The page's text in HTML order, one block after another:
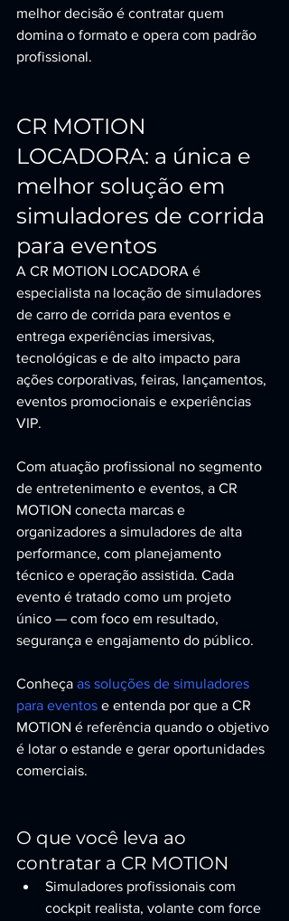
melhor decisão é contratar quem
domina o formato e opera com padrão
profissional.
CR MOTION
LOCADORA: a única e
melhor solução em
simuladores de corrida
para eventos
A CR MOTION LOCADORA é
especialista na locação de simuladores
de carro de corrida para eventos e
entrega experiências imersivas,
tecnológicas e de alto impacto para
ações corporativas, feiras, lançamentos,
eventos promocionais e experiências
VIP.
Com atuação profissional no segmento
de entretenimento e eventos, a CR
MOTION conecta marcas e
organizadores a simuladores de alta
performance, com planejamento
técnico e operação assistida. Cada
evento é tratado como um projeto
único — com foco em resultado,
segurança e engajamento do público.
Conheça as soluções de simuladores
para eventos e entenda por que a CR
MOTION é referência quando o objetivo
é lotar o estande e gerar oportunidades
comerciais.
O que você leva ao
contratar a CR MOTION
Simuladores profissionais com
cockpit realista, volante com force